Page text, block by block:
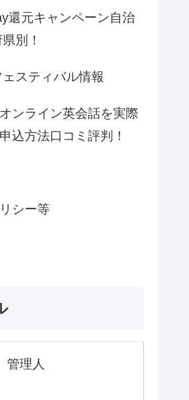
還元キャンペーン自治
別！
スティバル情報
ンライン英会話を実際
込方法口コミ評判！
シー等
管理人